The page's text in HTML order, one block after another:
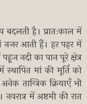
बदलती है। प्रातःकाल में
नजर आती हैं। हर पहर में
नदी का पान पूरे क्षेत्र
मां की मूर्ति को
तान्त्रिक क्रियाएँ भी
में अष्टमी की रात